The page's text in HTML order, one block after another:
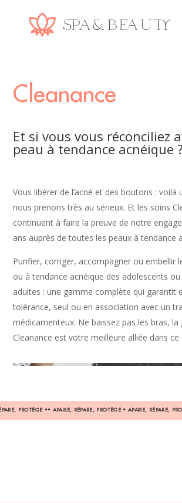
Cleanance
Et si vous vous réconciliez
peau à tendance acnéique ?
Vous libérer de l’acné et des boutons : voilà
nous prenons très au sérieux. Et les soins
continuent à faire la preuve de notre
ans auprès de toutes les peaux à tendance
Purifier, corriger, accompagner ou embellir
ou à tendance acnéique des adolescents
adultes : une gamme complète qui garantit
tolérance, seul ou en association avec un
médicamenteux. Ne baissez pas les bras,
Cleanance est votre meilleure alliée dans
PROTÈGE •• APAISE, RÉPARE, PROTÈGE • APAISE, RÉPARE,